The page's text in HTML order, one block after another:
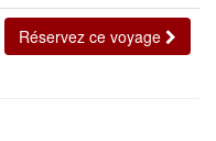
Réservez ce voyage